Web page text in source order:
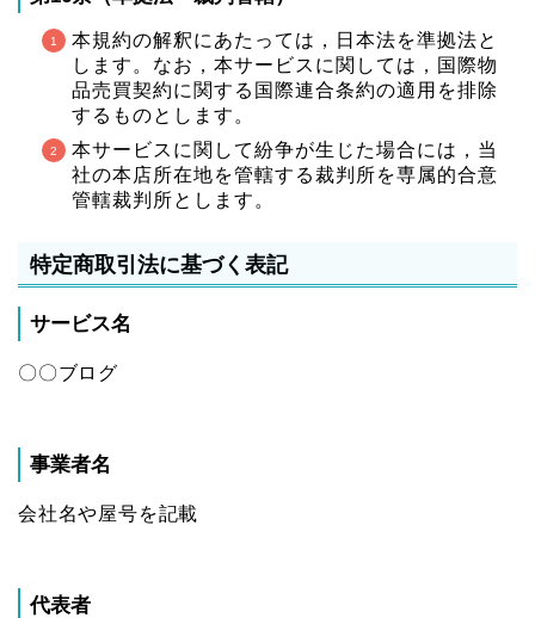
本規約の解釈にあたっては，日本法を準拠法と
します。なお，本サービスに関しては，国際物
品売買契約に関する国際連合条約の適用を排除
するものとします。
本サービスに関して紛争が生じた場合には，当
社の本店所在地を管轄する裁判所を専属的合意
管轄裁判所とします。
特定商取引法に基づく表記
サービス名
〇〇ブログ
事業者名
会社名や屋号を記載
代表者